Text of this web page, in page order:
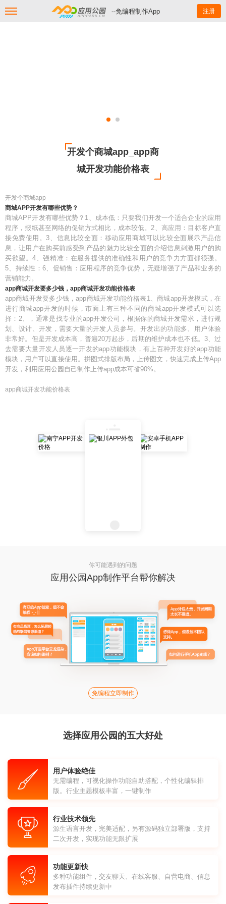
--免编程制作App 注册
开发个商城app_app商
城开发功能价格表
开发个商城app
商城APP开发有哪些优势？
商城APP开发有哪些优势？1、成本低：只要我们开发一个适合企业的应用
程序，报纸甚至网络的促销方式相比，成本较低。2、高应用：目标客户直
接免费使用。3、信息比较全面：移动应用商城可以比较全面展示产品信
息，让用户在购买前感受到产品的魅力比较全面的介绍信息刺激用户的购
买欲望。4、强精准：在服务提供的准确性和用户的竞争力方面都很强。
5、持续性：6、促销售：应用程序的竞争优势，无疑增强了产品和业务的
营销能力。
app商城开发要多少钱，app商城开发功能价格表
app商城开发要多少钱，app商城开发功能价格表1、商城app开发模式，在
进行商城app开发的时候，市面上有三种不同的商城app开发模式可以选
择：2、，通常是找专业的app开发公司，根据你的商城开发需求，进行规
划、设计、开发，需要大量的开发人员参与。开发出的功能多、用户体验
非常好。但是开发成本高，普遍20万起步，后期的维护成本也不低。3、过
去需要大量开发人员逐一开发的app功能模块，有上百种开发好的app功能
模块，用户可以直接使用。拼图式排版布局，上传图文，快速完成上传App
开发，利用应用公园自己制作上传app成本可省90%。
app商城开发功能价格表
你可能遇到的问题
应用公园App制作平台帮你解决
免编程立即制作
选择应用公园的五大好处
用户体验绝佳
无需编程，可视化操作功能自助搭配，个性化编辑排
版。行业主题模板丰富，一键制作
行业技术领先
源生语言开发，完美适配，另有源码独立部署版，支持
二次开发，实现功能无限扩展
功能更新快
多种功能组件，交友聊天、在线客服、自营电商、信息
发布插件持续更新中